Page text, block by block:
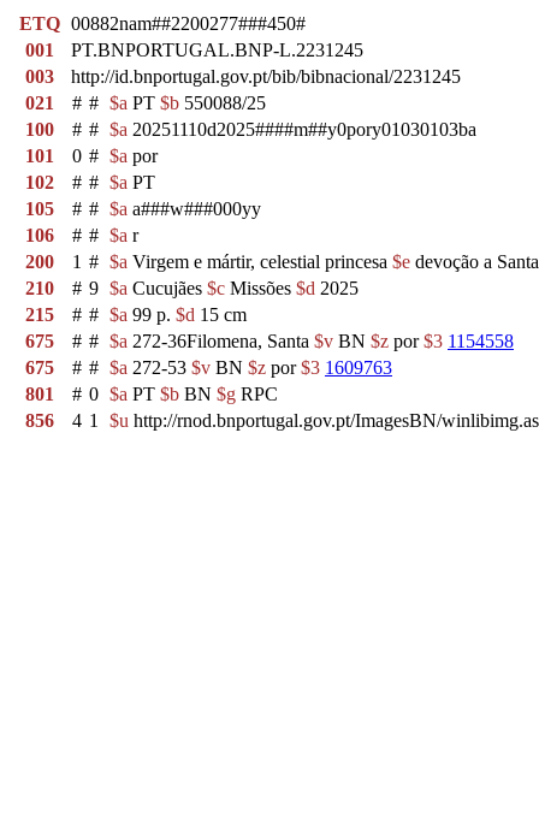
ETQ 00882nam##2200277###450#
001
PT.BNPORTUGAL.BNP-L.2231245
003
http://id.bnportugal.gov.pt/bib/bibnacional/2231245
021
# # $a PT $b 550088/25
100
# # $a 20251110d2025####m##y0pory01030103ba
101
0 # $a por
102
# # $a PT
105
# # $a a###w###000yy
106
# # $a r
200
1 # $a Virgem e mártir, celestial princesa $e devoção a
210
# 9 $a Cucujães $c Missões $d 2025
215
# # $a 99 p. $d 15 cm
675
# # $a 272-36Filomena, Santa $v BN $z por$3 1154558
675
# # $a 272-53 $v BN $z por$3 1609763
801
# 0 $a PT $b BN $g RPC
856
4 1 $u http://rnod.bnportugal.gov.pt/ImagesBN/